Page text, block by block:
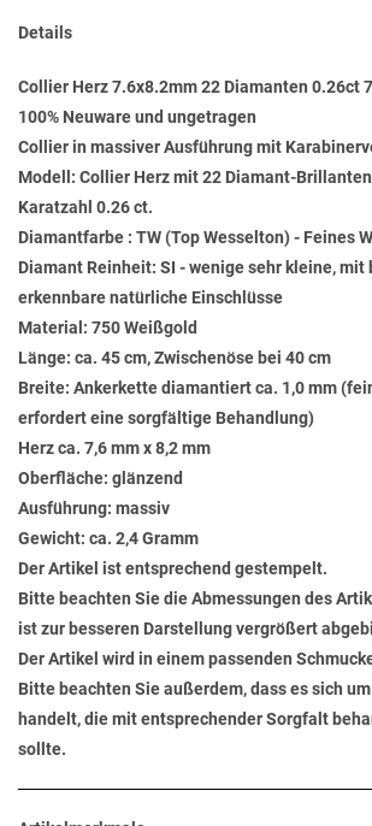
Details
Collier Herz 7.6x8.2mm 22 Diamanten 0.26ct
100% Neuware und ungetragen
Collier in massiver Ausführung mit
Modell: Collier Herz mit 22 Diamant-Brillanten
Karatzahl 0.26 ct.
Diamantfarbe : TW (Top Wesselton) - Feines
Diamant Reinheit: SI - wenige sehr kleine,
erkennbare natürliche Einschlüsse
Material: 750 Weißgold
Länge: ca. 45 cm, Zwischenöse bei 40 cm
Breite: Ankerkette diamantiert ca. 1,0 mm
erfordert eine sorgfältige Behandlung)
Herz ca. 7,6 mm x 8,2 mm
Oberfläche: glänzend
Ausführung: massiv
Gewicht: ca. 2,4 Gramm
Der Artikel ist entsprechend gestempelt.
Bitte beachten Sie die Abmessungen des
ist zur besseren Darstellung vergrößert
Der Artikel wird in einem passenden
Bitte beachten Sie außerdem, dass es sich
handelt, die mit entsprechender Sorgfalt
sollte.